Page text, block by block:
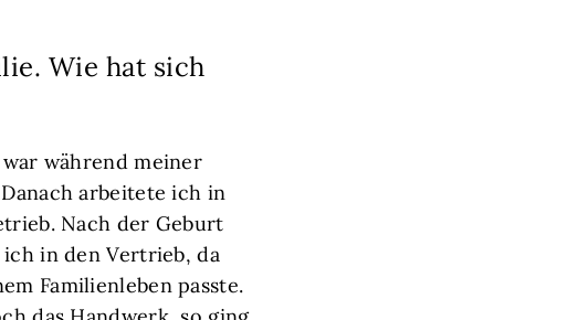
Wie hat sich
während meiner
arbeitete ich in
Nach der Geburt
in den Vertrieb, da
Familienleben passte.